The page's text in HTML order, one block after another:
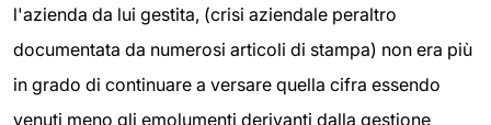
l'azienda da lui gestita, (crisi aziendale peraltro
documentata da numerosi articoli di stampa) non era più
in grado di continuare a versare quella cifra essendo
venuti meno gli emolumenti derivanti dalla gestione